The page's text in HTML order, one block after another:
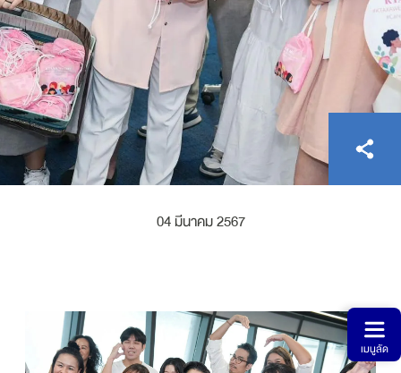
เมนูลัด
04 มีนาคม 2567